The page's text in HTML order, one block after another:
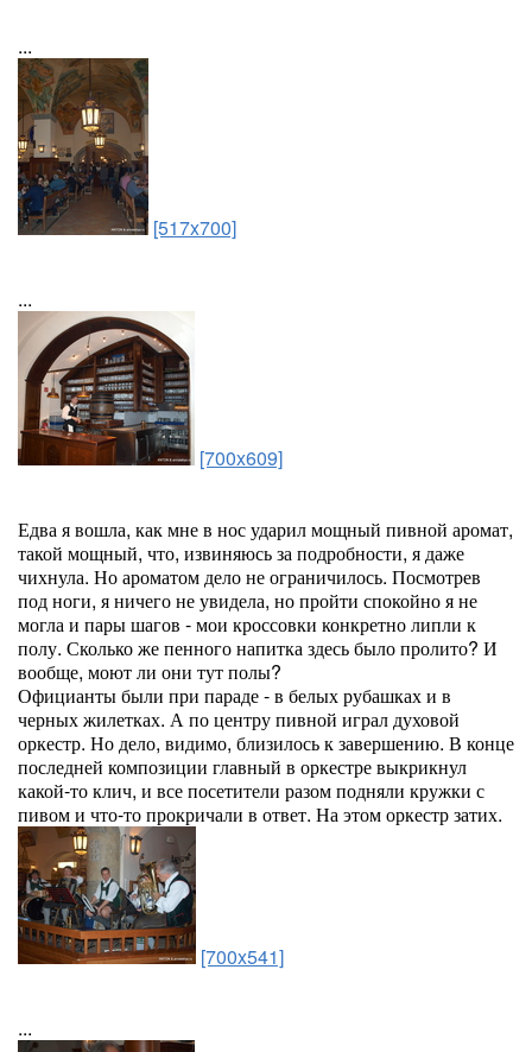
...
[517x700]
...
[700x609]
Едва я вошла, как мне в нос ударил мощный пивной аромат,
такой мощный, что, извиняюсь за подробности, я даже
чихнула. Но ароматом дело не ограничилось. Посмотрев
под ноги, я ничего не увидела, но пройти спокойно я не
могла и пары шагов - мои кроссовки конкретно липли к
полу. Сколько же пенного напитка здесь было пролито? И
вообще, моют ли они тут полы?
Официанты были при параде - в белых рубашках и в
черных жилетках. А по центру пивной играл духовой
оркестр. Но дело, видимо, близилось к завершению. В конце
последней композиции главный в оркестре выкрикнул
какой-то клич, и все посетители разом подняли кружки с
пивом и что-то прокричали в ответ. На этом оркестр затих.
[700x541]
...